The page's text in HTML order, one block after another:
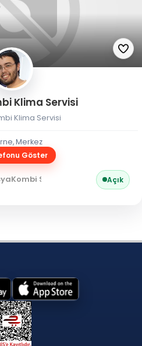
Klima Servisi
Klima Servisi
Merkez
Göster
Kombi Servisi Açık